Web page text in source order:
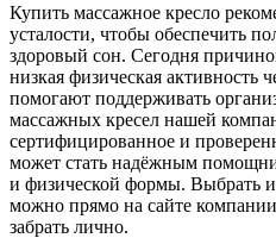
Купить массажное кресло
усталости, чтобы обеспечить
здоровый сон. Сегодня
низкая физическая активность
помогают поддерживать
массажных кресел нашей
сертифицированное и
может стать надёжным
и физической формы. Выбрать
можно прямо на сайте
забрать лично.